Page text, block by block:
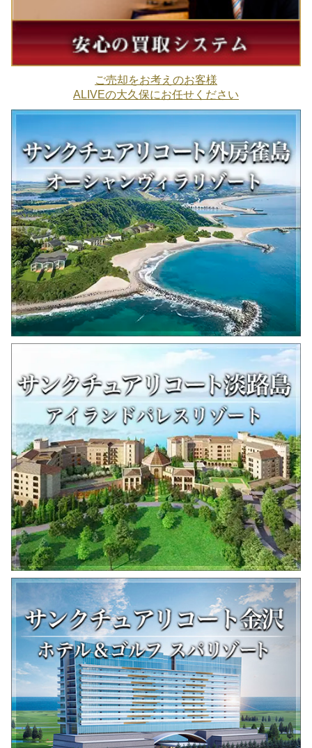
ご売却をお考えのお客様
ALIVEの大久保にお任せください